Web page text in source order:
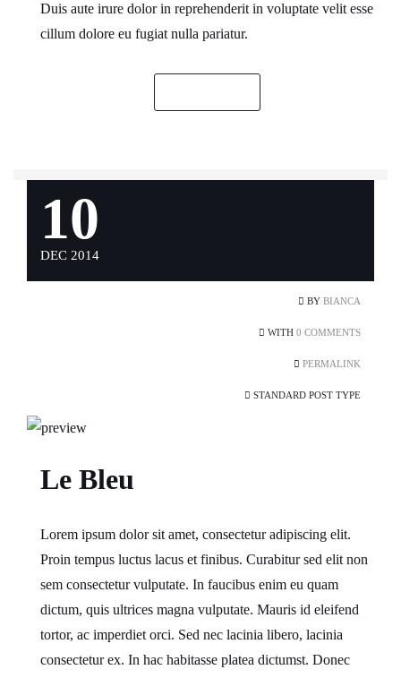
Duis aute irure dolor in reprehenderit in voluptate velit esse
cillum dolore eu fugiat nulla pariatur.
10
DEC 2014
BY BIANCA
WITH 0 COMMENTS
PERMALINK
STANDARD POST TYPE
Le Bleu
Lorem ipsum dolor sit amet, consectetur adipiscing elit.
Proin tempus luctus lacus et finibus. Curabitur sed elit non
sem consectetur vulputate. In faucibus enim eu quam
dictum, quis ultrices magna vulputate. Mauris id eleifend
tortor, ac imperdiet orci. Sed nec lacinia libero, lacinia
consectetur ex. In hac habitasse platea dictumst. Donec